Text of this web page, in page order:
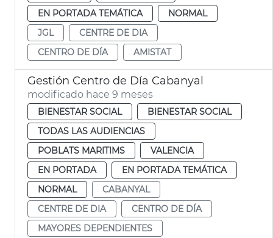
EN PORTADA TEMÁTICA
NORMAL
JGL
CENTRE DE DIA
CENTRO DE DÍA
AMISTAT
Gestión Centro de Día Cabanyal
modificado hace 9 meses
BIENESTAR SOCIAL
BIENESTAR SOCIAL
TODAS LAS AUDIENCIAS
POBLATS MARITIMS
VALENCIA
EN PORTADA
EN PORTADA TEMÁTICA
NORMAL
CABANYAL
CENTRE DE DIA
CENTRO DE DÍA
MAYORES DEPENDIENTES